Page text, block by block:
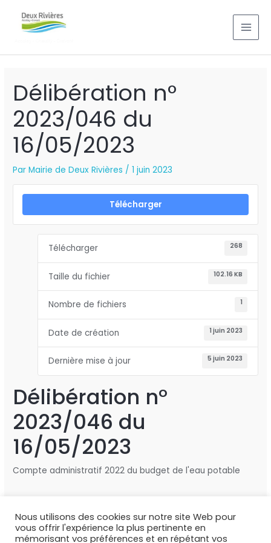
Délibération n°
2023/046 du
16/05/2023
ParMairie de Deux Rivières /1 juin 2023
Télécharger
Télécharger 268
Taille du fichier 102.16 KB
Nombre de fichiers 1
Date de création 1 juin 2023
Dernière mise à jour 5 juin 2023
Délibération n°
2023/046 du
16/05/2023
Compte administratif 2022 du budget de l'eau potable
Fichier précédent Fichier suivant
Nous utilisons des cookies sur notre site Web pour
vous offrir l'expérience la plus pertinente en
mémorisant vos préférences et en répétant vos